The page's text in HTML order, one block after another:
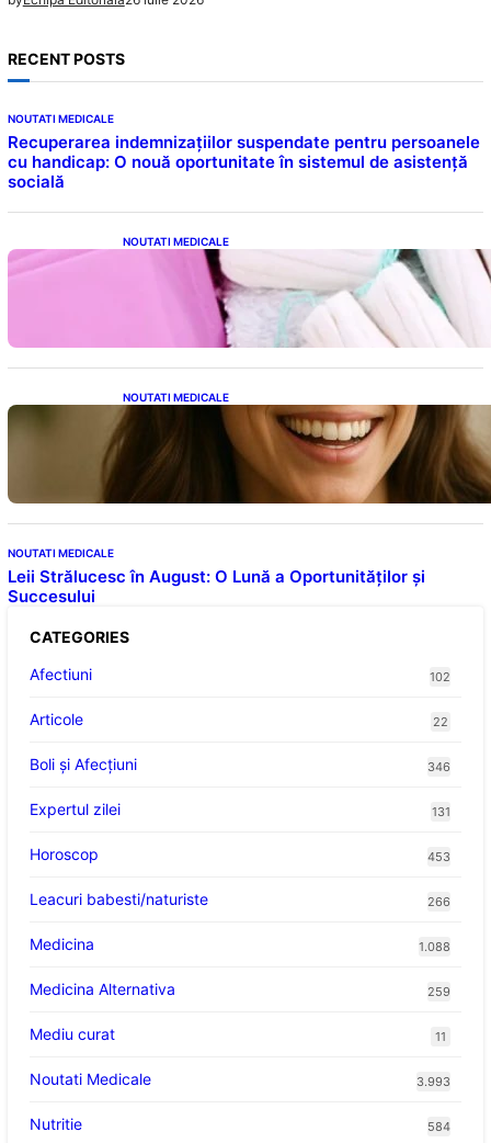
RECENT POSTS
NOUTATI MEDICALE
Recuperarea indemnizațiilor suspendate pentru persoanele
cu handicap: O nouă oportunitate în sistemul de asistență
socială
NOUTATI MEDICALE
Tampoanele menstruale: O analiză profundă
a riscurilor legate de metale toxice
NOUTATI MEDICALE
Ceaiul – Băutura care protejează inima:
Descoperiri recente despre beneficiile
consumului zilnic
NOUTATI MEDICALE
Leii Strălucesc în August: O Lună a Oportunităților și
Succesului
CATEGORIES
Afectiuni
102
Articole 22
Boli și Afecțiuni 346
Expertul zilei 131
Horoscop 453
Leacuri babesti/naturiste 266
Medicina 1.088
Medicina Alternativa 259
Mediu curat 11
Noutati Medicale 3.993
Nutritie 584